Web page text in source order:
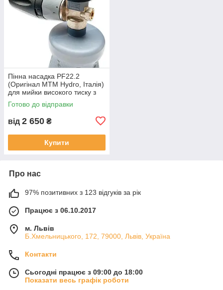
Пінна насадка PF22.2
(Оригінал MTM Hydro, Італія)
для мийки високого тиску з
пляшкою (бачком), пінник
LS3
Готово до відправки
від 2 650 ₴
Купити
Про нас
97% позитивних з 123 відгуків за рік
Працює з 06.10.2017
м. Львів
Б.Хмельницького, 172, 79000, Львів, Україна
Контакти
Сьогодні працює з 09:00 до 18:00
Показати весь графік роботи